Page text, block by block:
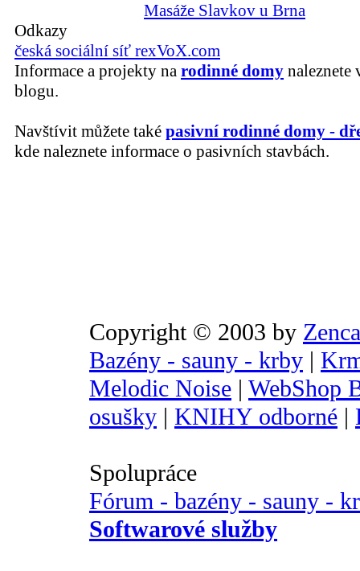
Masáže Slavkov u Brna
Odkazy
česká sociální síť rexVoX.com
Informace a projekty na rodinné domy naleznete
blogu.
Navštívit můžete také pasivní rodinné domy -
kde naleznete informace o pasivních stavbách.
Copyright © 2003 by
Bazény - sauny - krby |
Melodic Noise | WebShop
osušky | KNIHY odborné |
Spolupráce
Fórum - bazény - sauny -
Softwarové služby